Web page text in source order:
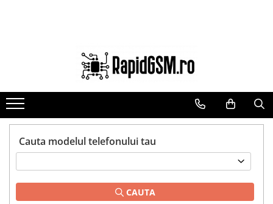
seria J
seria M
seria N(note)
seria S
Cauta modelul telefonului tau
CAUTA